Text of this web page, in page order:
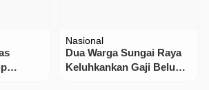
Nasional
Dua Warga Sungai Raya
Keluhkankan Gaji Belum